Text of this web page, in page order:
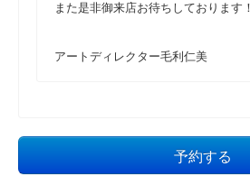
また是非御来店お待ちしております！
アートディレクター毛利仁美
予約する